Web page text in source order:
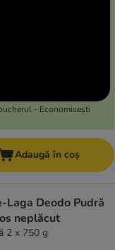
- Economisești
Adaugă în coș
Laga Deodo Pudră
neplăcut
2 x 750 g